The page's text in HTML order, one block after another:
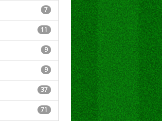
7
11
9
9
37
71